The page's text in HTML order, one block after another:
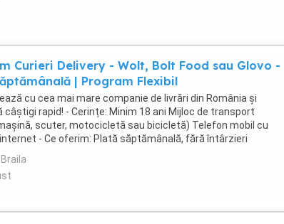
Curieri Delivery - Wolt, Bolt Food sau Glovo -
| Program Flexibil
cu cea mai mare companie de livrări din România și
câștigi rapid! - Cerințe: Minim 18 ani Mijloc de transport
scuter, motocicletă sau bicicletă) Telefon mobil cu
- Ce oferim: Plată săptămânală, fără întârzieri
...